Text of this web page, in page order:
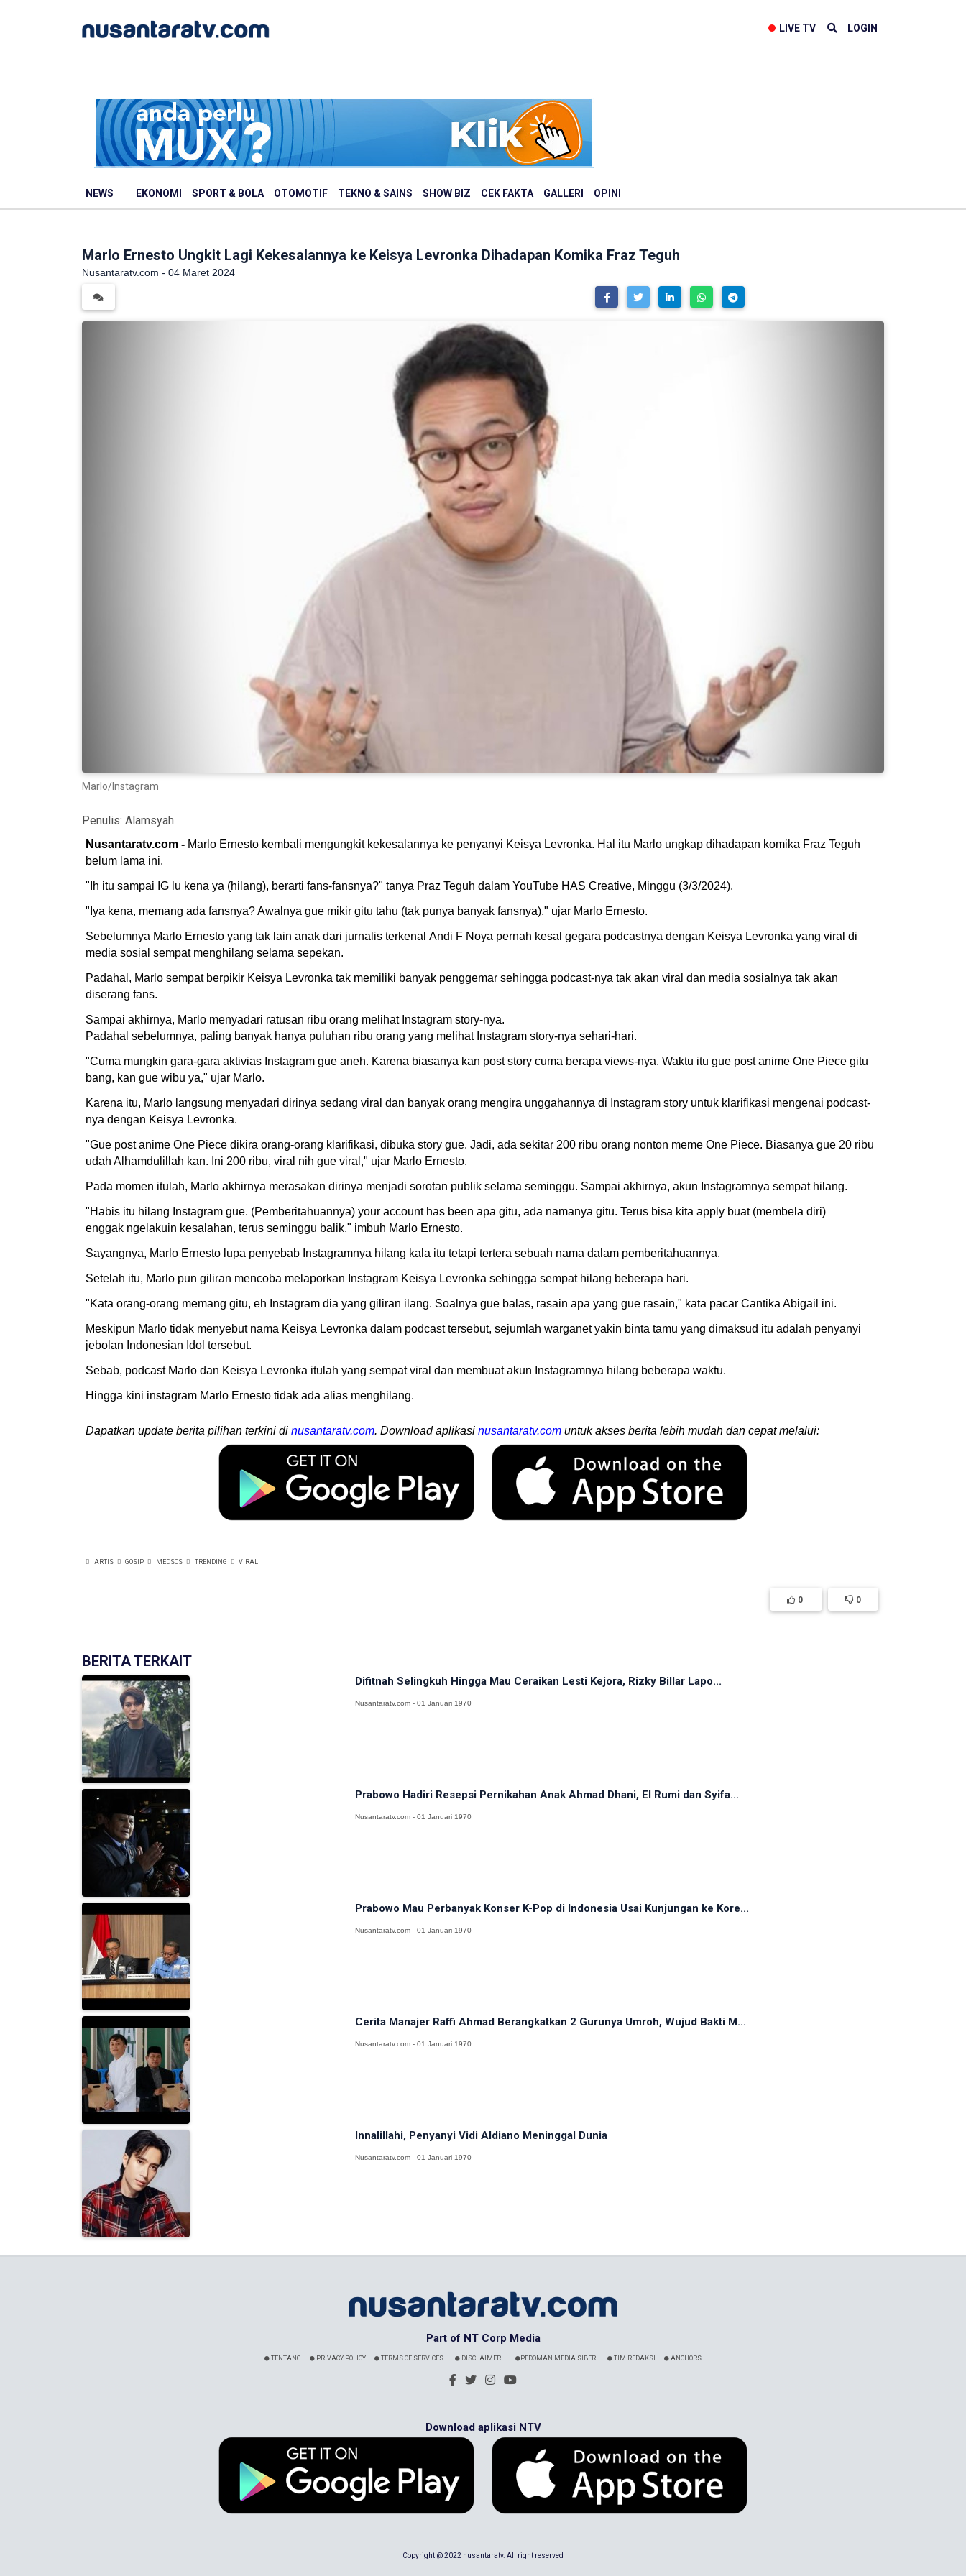
LIVE TV LOGIN
NEWS EKONOMI SPORT & BOLA OTOMOTIF TEKNO & SAINS SHOW BIZ CEK FAKTA GALLERI OPINI
Marlo Ernesto Ungkit Lagi Kekesalannya ke Keisya Levronka Dihadapan Komika Fraz Teguh
Nusantaratv.com - 04 Maret 2024
Marlo/Instagram
Penulis: Alamsyah
Nusantaratv.com - Marlo Ernesto kembali mengungkit kekesalannya ke penyanyi Keisya Levronka. Hal itu Marlo ungkap dihadapan komika Fraz Teguh
belum lama ini.
"Ih itu sampai IG lu kena ya (hilang), berarti fans-fansnya?" tanya Praz Teguh dalam YouTube HAS Creative, Minggu (3/3/2024).
"Iya kena, memang ada fansnya? Awalnya gue mikir gitu tahu (tak punya banyak fansnya)," ujar Marlo Ernesto.
Sebelumnya Marlo Ernesto yang tak lain anak dari jurnalis terkenal Andi F Noya pernah kesal gegara podcastnya dengan Keisya Levronka yang viral di
media sosial sempat menghilang selama sepekan.
Padahal, Marlo sempat berpikir Keisya Levronka tak memiliki banyak penggemar sehingga podcast-nya tak akan viral dan media sosialnya tak akan
diserang fans.
Sampai akhirnya, Marlo menyadari ratusan ribu orang melihat Instagram story-nya.
Padahal sebelumnya, paling banyak hanya puluhan ribu orang yang melihat Instagram story-nya sehari-hari.
"Cuma mungkin gara-gara aktivias Instagram gue aneh. Karena biasanya kan post story cuma berapa views-nya. Waktu itu gue post anime One Piece gitu
bang, kan gue wibu ya," ujar Marlo.
Karena itu, Marlo langsung menyadari dirinya sedang viral dan banyak orang mengira unggahannya di Instagram story untuk klarifikasi mengenai podcast-
nya dengan Keisya Levronka.
"Gue post anime One Piece dikira orang-orang klarifikasi, dibuka story gue. Jadi, ada sekitar 200 ribu orang nonton meme One Piece. Biasanya gue 20 ribu
udah Alhamdulillah kan. Ini 200 ribu, viral nih gue viral," ujar Marlo Ernesto.
Pada momen itulah, Marlo akhirnya merasakan dirinya menjadi sorotan publik selama seminggu. Sampai akhirnya, akun Instagramnya sempat hilang.
"Habis itu hilang Instagram gue. (Pemberitahuannya) your account has been apa gitu, ada namanya gitu. Terus bisa kita apply buat (membela diri)
enggak ngelakuin kesalahan, terus seminggu balik," imbuh Marlo Ernesto.
Sayangnya, Marlo Ernesto lupa penyebab Instagramnya hilang kala itu tetapi tertera sebuah nama dalam pemberitahuannya.
Setelah itu, Marlo pun giliran mencoba melaporkan Instagram Keisya Levronka sehingga sempat hilang beberapa hari.
"Kata orang-orang memang gitu, eh Instagram dia yang giliran ilang. Soalnya gue balas, rasain apa yang gue rasain," kata pacar Cantika Abigail ini.
Meskipun Marlo tidak menyebut nama Keisya Levronka dalam podcast tersebut, sejumlah warganet yakin binta tamu yang dimaksud itu adalah penyanyi
jebolan Indonesian Idol tersebut.
Sebab, podcast Marlo dan Keisya Levronka itulah yang sempat viral dan membuat akun Instagramnya hilang beberapa waktu.
Hingga kini instagram Marlo Ernesto tidak ada alias menghilang.
Dapatkan update berita pilihan terkini di nusantaratv.com. Download aplikasi nusantaratv.com untuk akses berita lebih mudah dan cepat melalui:
ARTIS GOSIP MEDSOS TRENDING VIRAL
0 0
BERITA TERKAIT
Difitnah Selingkuh Hingga Mau Ceraikan Lesti Kejora, Rizky Billar Lapo...
Nusantaratv.com - 01 Januari 1970
Prabowo Hadiri Resepsi Pernikahan Anak Ahmad Dhani, El Rumi dan Syifa...
Nusantaratv.com - 01 Januari 1970
Prabowo Mau Perbanyak Konser K-Pop di Indonesia Usai Kunjungan ke Kore...
Nusantaratv.com - 01 Januari 1970
Cerita Manajer Raffi Ahmad Berangkatkan 2 Gurunya Umroh, Wujud Bakti M...
Nusantaratv.com - 01 Januari 1970
Innalillahi, Penyanyi Vidi Aldiano Meninggal Dunia
Nusantaratv.com - 01 Januari 1970
Part of NT Corp Media
TENTANG PRIVACY POLICY TERMS OF SERVICES DISCLAIMER PEDOMAN MEDIA SIBER TIM REDAKSI ANCHORS
Download aplikasi NTV
Copyright @ 2022 nusantaratv. All right reserved